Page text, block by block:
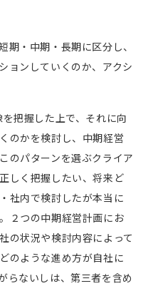
・中期・長期に区分し、
ョンしていくのか、アクシ
把握した上で、それに向
のかを検討し、中期経営
のパターンを選ぶクライア
しく把握したい、将来ど
社内で検討したが本当に
２つの中期経営計画にお
の状況や検討内容によって
のような進め方が自社に
らないしは、第三者を含め